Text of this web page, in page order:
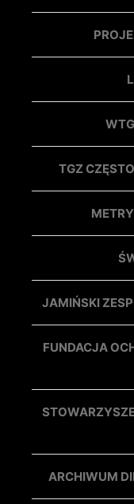
TGZ
JAMIŃSKI
FUNDACJA
ARCHIWUM